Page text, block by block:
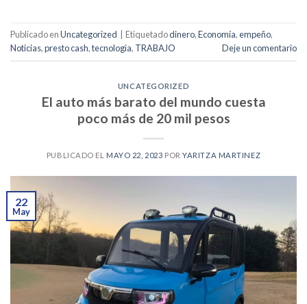
Publicado enUncategorized Etiquetadodinero,Economía,empeño,
Noticias,presto cash,tecnologia, TRABAJO Deje un comentario
UNCATEGORIZED
El auto más barato del mundo cuesta
poco más de 20 mil pesos
PUBLICADO EL MAYO 22, 2023 PORYARITZA MARTINEZ
22
May